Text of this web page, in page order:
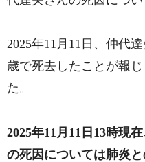
2025年11月11日、仲代
歳で死去したことが報じ
た。
2025年11月11日13時現
の死因については肺炎